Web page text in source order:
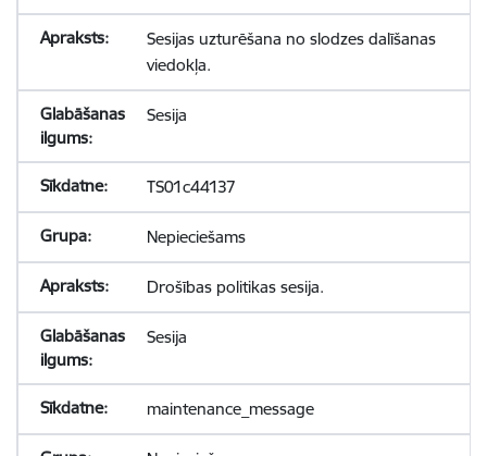
Sesijas uzturēšana no slodzes dalīšanas
viedokļa.
Sesija
TS01c44137
Nepieciešams
Drošības politikas sesija.
Sesija
maintenance_message